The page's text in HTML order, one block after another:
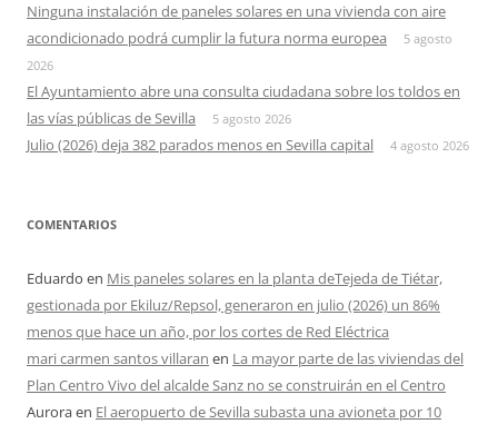
Ninguna instalación de paneles solares en una vivienda con aire
acondicionado podrá cumplir la futura norma europea
5 agosto
2026
El Ayuntamiento abre una consulta ciudadana sobre los toldos en
las vías públicas de Sevilla
5 agosto 2026
Julio (2026) deja 382 parados menos en Sevilla capital 4 agosto 2026
COMENTARIOS
Eduardo en Mis paneles solares en la planta deTejeda de Tiétar,
gestionada por Ekiluz/Repsol, generaron en julio (2026) un 86%
menos que hace un año, por los cortes de Red Eléctrica
mari carmen santos villaran en La mayor parte de las viviendas del
Plan Centro Vivo del alcalde Sanz no se construirán en el Centro
Auroraen El aeropuerto de Sevilla subasta una avioneta por 10